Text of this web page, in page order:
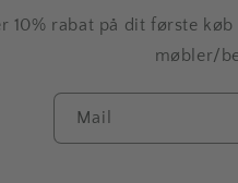
10% rabat på dit første
møbler/
Mail